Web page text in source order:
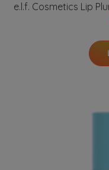
e.l.f. Cosmetics Lip